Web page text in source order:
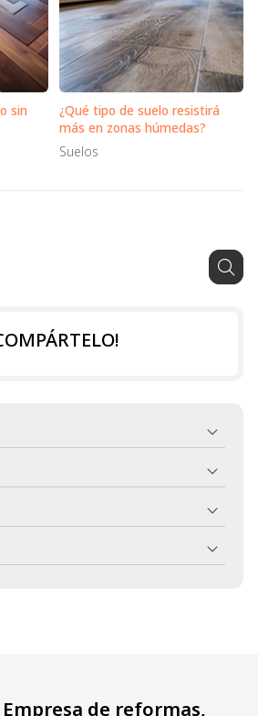
sin
¿Qué tipo de suelo resistirá
más en zonas húmedas?
Suelos
de reformas,